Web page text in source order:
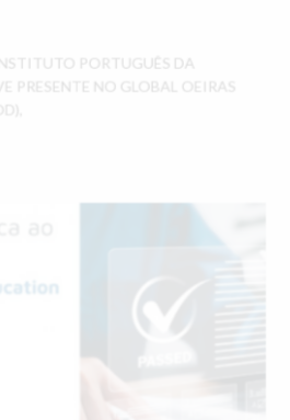
PORTUGUÊS DA
PRESENTE NO GLOBAL OEIRAS